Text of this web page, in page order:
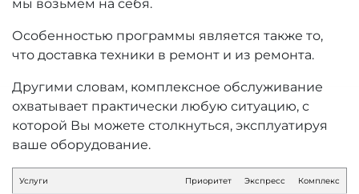
мы возьмем на себя.
Особенностью программы является также то,
что доставка техники в ремонт и из ремонта.
Другими словам, комплексное обслуживание
охватывает практически любую ситуацию, с
которой Вы можете столкнуться, эксплуатируя
ваше оборудование.
Услуги Приоритет Экспресс Комплекс